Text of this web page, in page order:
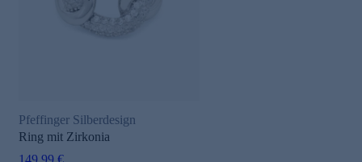
Pfeffinger Silberdesign
Ring mit Zirkonia